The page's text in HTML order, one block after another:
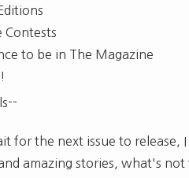
Contests
to be in The Magazine
for the next issue to release,
amazing stories, what's